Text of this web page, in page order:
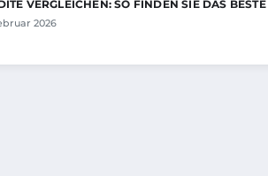
VERGLEICHEN: SO FINDEN SIE DAS
2026